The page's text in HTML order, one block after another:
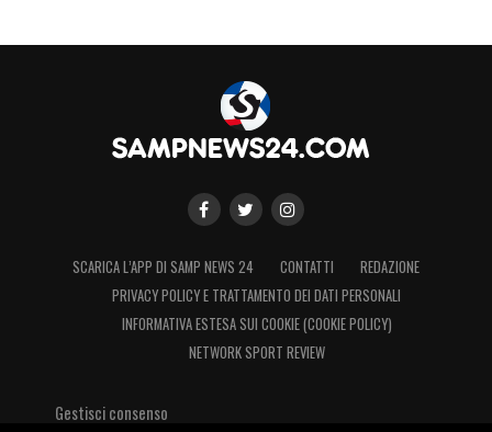
SCARICA L’APP DI SAMP NEWS 24 CONTATTI
REDAZIONE
PRIVACY POLICY E TRATTAMENTO DEI DATI PERSONALI
INFORMATIVA ESTESA SUI COOKIE (COOKIE POLICY)
NETWORK SPORT REVIEW
Gestisci consenso